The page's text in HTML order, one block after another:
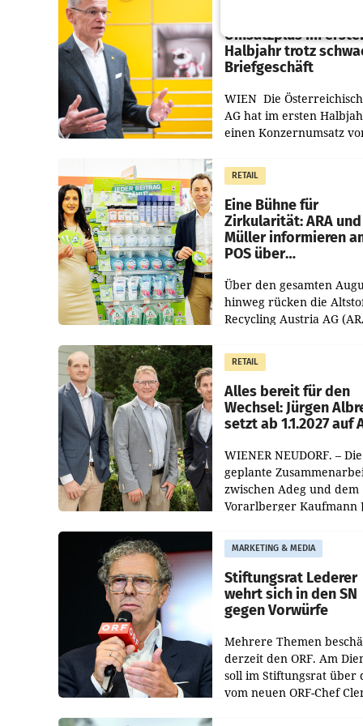
Umsatzplus im
Halbjahr trotz
Briefgeschäft
WIEN Die
AG hat im ersten
einen Konzernumsatz
erwirtschaftet, was
von 3,8 Prozent
dem Vergleichszeitraum
RETAIL
Eine Bühne für
Zirkularität: ARA und
Müller informieren
POS über
Über den gesamten
hinweg rücken die
Recycling Austria AG
Müller die Initiative
Helden“ in allen
österreichischen Müller-
RETAIL
Alles bereit für den
Wechsel: Jürgen
setzt ab 1.1.2027 auf
WIENER NEUDORF. – Die
geplante
zwischen Adeg und dem
Vorarlberger Kaufmann
freigegeben: Die
und der
MARKETING & MEDIA
Stiftungsrat Lederer
wehrt sich in den SN
gegen Vorwürfe
Mehrere Themen
derzeit den ORF. Am
soll im Stiftungsrat über
vom neuen ORF-Chef